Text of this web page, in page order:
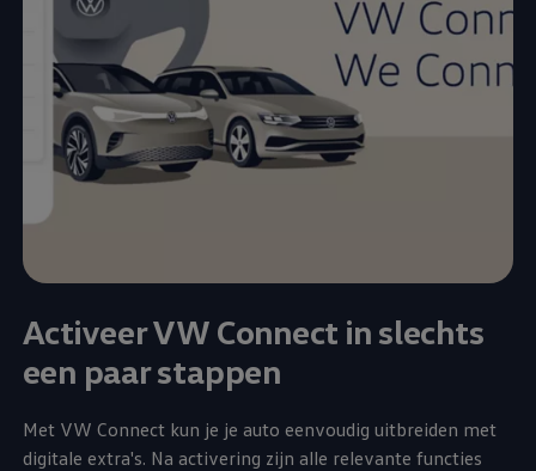
Activeer VW Connect in slechts
een paar stappen
Met VW Connect kun je je auto eenvoudig uitbreiden met
digitale extra's. Na activering zijn alle relevante functies